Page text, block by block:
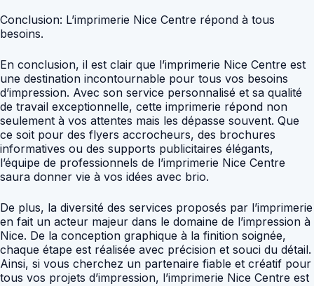
Conclusion: L’imprimerie Nice Centre répond à tous
besoins.
En conclusion, il est clair que l’imprimerie Nice Centre est
une destination incontournable pour tous vos besoins
d’impression. Avec son service personnalisé et sa qualité
de travail exceptionnelle, cette imprimerie répond non
seulement à vos attentes mais les dépasse souvent. Que
ce soit pour des flyers accrocheurs, des brochures
informatives ou des supports publicitaires élégants,
l’équipe de professionnels de l’imprimerie Nice Centre
saura donner vie à vos idées avec brio.
De plus, la diversité des services proposés par l’imprimerie
en fait un acteur majeur dans le domaine de l’impression à
Nice. De la conception graphique à la finition soignée,
chaque étape est réalisée avec précision et souci du détail.
Ainsi, si vous cherchez un partenaire fiable et créatif pour
tous vos projets d’impression, l’imprimerie Nice Centre est